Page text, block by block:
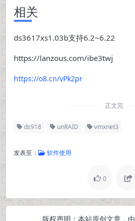
相关
ds3617xs1.03b支持6.2~6.22
https://lanzous.com/ibe3twj
https://o8.cn/vPk2pr
正文完
ds918 unRAID vmxnet3
发表至： 软件使用
0
版权声明： 本站原创文章，由